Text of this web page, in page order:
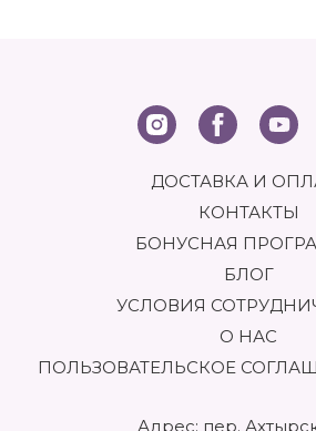
ДОСТАВКА И
КОНТАКТЫ
БОНУСНАЯ
БЛОГ
УСЛОВИЯ
О НАС
ПОЛЬЗОВАТЕЛЬСКОЕ
Адрес: пер.